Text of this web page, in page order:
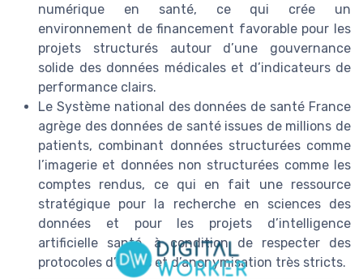
numérique en santé, ce qui crée un
environnement de financement favorable pour les
projets structurés autour d’une gouvernance
solide des données médicales et d’indicateurs de
performance clairs.
Le Système national des données de santé France
agrège des données de santé issues de millions de
patients, combinant données structurées comme
l’imagerie et données non structurées comme les
comptes rendus, ce qui en fait une ressource
stratégique pour la recherche en sciences des
données et pour les projets d’intelligence
artificielle santé, à condition de respecter des
protocoles d’accès et d’anonymisation très stricts.